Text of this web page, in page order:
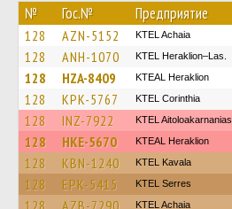
№ Гос.№ Предприятие
128 AZN-5152 KTEL Achaia
128 ANH-1070 KTEL Heraklion–Las.
128 HZA-8409 KTEAL Heraklion
128 KPK-5767 KTEL Corinthia
128 INZ-7922 KTEL Aitoloakarnanias
128 HKE-5670 KTEAL Heraklion
128 KBN-1240 KTEL Kavala
128 EPK-5415 KTEL Serres
128 AZB-7290 KTEL Achaia